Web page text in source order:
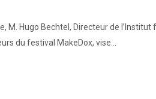
Hugo Bechtel, Directeur de l’Institut
du festival MakeDox, vise...